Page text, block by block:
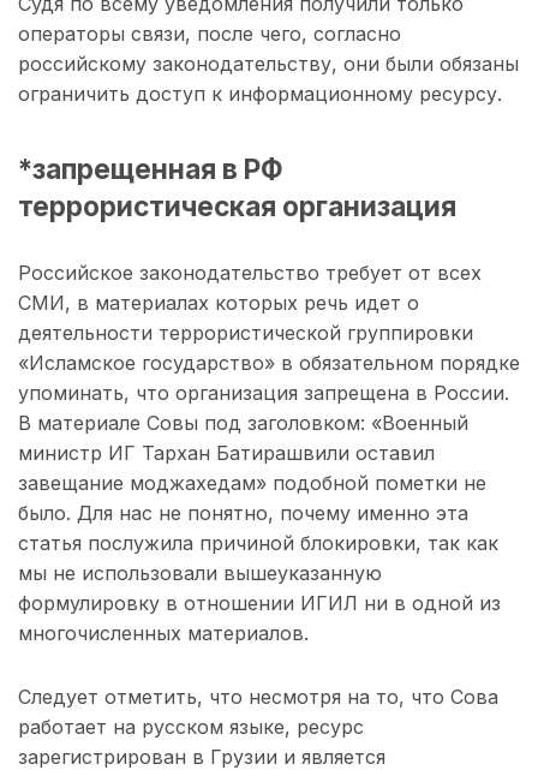
операторы связи, после чего, согласно
российскому законодательству, они были обязаны
ограничить доступ к информационному ресурсу.
*запрещенная в РФ
террористическая организация
Российское законодательство требует от всех
СМИ, в материалах которых речь идет о
деятельности террористической группировки
«Исламское государство» в обязательном порядке
упоминать, что организация запрещена в России.
В материале Совы под заголовком: «Военный
министр ИГ Тархан Батирашвили оставил
завещание моджахедам» подобной пометки не
было. Для нас не понятно, почему именно эта
статья послужила причиной блокировки, так как
мы не использовали вышеуказанную
формулировку в отношении ИГИЛ ни в одной из
многочисленных материалов.
Следует отметить, что несмотря на то, что Сова
работает на русском языке, ресурс
зарегистрирован в Грузии и является